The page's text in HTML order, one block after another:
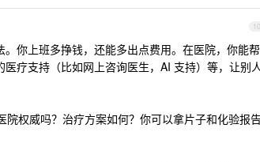
10
你上班多挣钱，还能多出点费用。在医院，你能帮
疗支持（比如网上咨询医生，AI 支持）等，让别
权威吗？治疗方案如何？你可以拿片子和化验报